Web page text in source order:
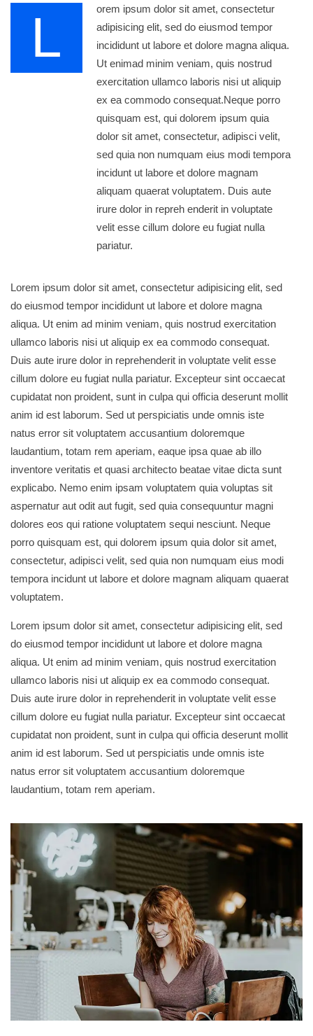
L
orem ipsum dolor sit amet, consectetur
adipisicing elit, sed do eiusmod tempor
incididunt ut labore et dolore magna aliqua.
Ut enimad minim veniam, quis nostrud
exercitation ullamco laboris nisi ut aliquip
ex ea commodo consequat.Neque porro
quisquam est, qui dolorem ipsum quia
dolor sit amet, consectetur, adipisci velit,
sed quia non numquam eius modi tempora
incidunt ut labore et dolore magnam
aliquam quaerat voluptatem. Duis aute
irure dolor in repreh enderit in voluptate
velit esse cillum dolore eu fugiat nulla
pariatur.
Lorem ipsum dolor sit amet, consectetur adipisicing elit, sed
do eiusmod tempor incididunt ut labore et dolore magna
aliqua. Ut enim ad minim veniam, quis nostrud exercitation
ullamco laboris nisi ut aliquip ex ea commodo consequat.
Duis aute irure dolor in reprehenderit in voluptate velit esse
cillum dolore eu fugiat nulla pariatur. Excepteur sint occaecat
cupidatat non proident, sunt in culpa qui officia deserunt mollit
anim id est laborum. Sed ut perspiciatis unde omnis iste
natus error sit voluptatem accusantium doloremque
laudantium, totam rem aperiam, eaque ipsa quae ab illo
inventore veritatis et quasi architecto beatae vitae dicta sunt
explicabo. Nemo enim ipsam voluptatem quia voluptas sit
aspernatur aut odit aut fugit, sed quia consequuntur magni
dolores eos qui ratione voluptatem sequi nesciunt. Neque
porro quisquam est, qui dolorem ipsum quia dolor sit amet,
consectetur, adipisci velit, sed quia non numquam eius modi
tempora incidunt ut labore et dolore magnam aliquam quaerat
voluptatem.
Lorem ipsum dolor sit amet, consectetur adipisicing elit, sed
do eiusmod tempor incididunt ut labore et dolore magna
aliqua. Ut enim ad minim veniam, quis nostrud exercitation
ullamco laboris nisi ut aliquip ex ea commodo consequat.
Duis aute irure dolor in reprehenderit in voluptate velit esse
cillum dolore eu fugiat nulla pariatur. Excepteur sint occaecat
cupidatat non proident, sunt in culpa qui officia deserunt mollit
anim id est laborum. Sed ut perspiciatis unde omnis iste
natus error sit voluptatem accusantium doloremque
laudantium, totam rem aperiam.